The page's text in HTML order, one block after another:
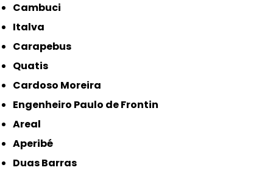
Cambuci
Italva
Carapebus
Quatis
Cardoso Moreira
Engenheiro Paulo de Frontin
Areal
Aperibé
Duas Barras